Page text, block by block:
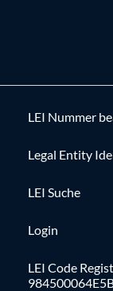
LEI Nummer
Legal Entity
LEI Suche
Login
LEI Code